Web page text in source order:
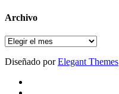
Archivo
Archivo
Diseñado porElegant Themes